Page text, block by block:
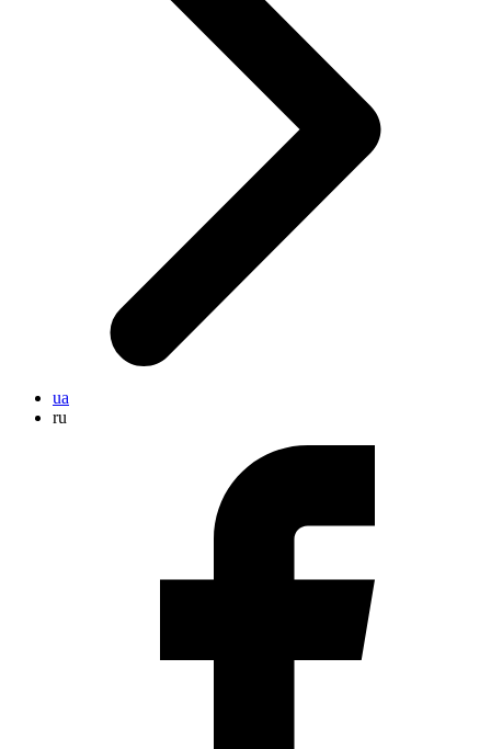
ua
ru